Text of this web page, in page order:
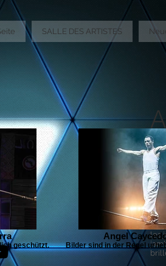
SALLE DES ARTISTES
Un
la
à la
une
les
geschützt.
Angel
Bilder sind in der Regel